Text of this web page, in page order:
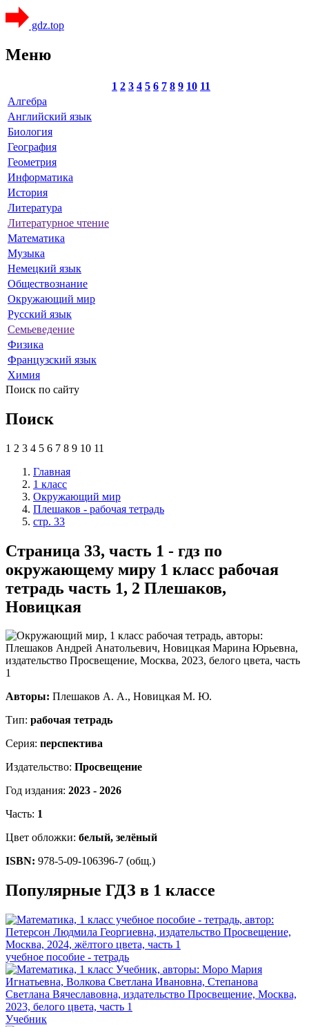
gdz.top
Меню
1 2 3 4 5 6 7 8 9 10 11
Алгебра
Английский язык
Биология
География
Геометрия
Информатика
История
Литература
Литературное чтение
Математика
Музыка
Немецкий язык
Обществознание
Окружающий мир
Русский язык
Семьеведение
Физика
Французский язык
Химия
Поиск по сайту
Поиск
1 2 3 4 5 6 7 8 9 10 11
Главная
1 класс
Окружающий мир
Плешаков - рабочая тетрадь
стр. 33
Страница 33, часть 1 - гдз по
окружающему миру 1 класс рабочая
тетрадь часть 1, 2 Плешаков,
Новицкая
Авторы: Плешаков А. А., Новицкая М. Ю.
Тип: рабочая тетрадь
Серия: перспектива
Издательство: Просвещение
Год издания: 2023 - 2026
Часть: 1
Цвет обложки: белый, зелёный
ISBN: 978-5-09-106396-7 (общ.)
Популярные ГДЗ в 1 классе
учебное пособие - тетрадь
Учебник